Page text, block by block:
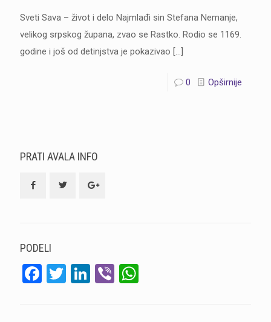
Sveti Sava – život i delo Najmlađi sin Stefana Nemanje,
velikog srpskog župana, zvao se Rastko. Rodio se 1169.
godine i još od detinjstva je pokazivao […]
0 Opširnije
PRATI AVALA INFO
PODELI
Facebook
Twitter
LinkedIn
Viber